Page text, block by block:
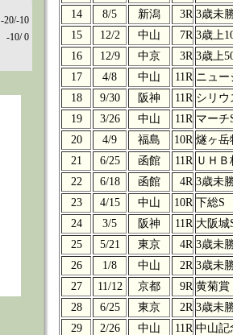
-20/-10
-10/ 0
14
8/5 新潟 3R 3歳未
15
12/2 中山 7R 3歳上
16
12/9 中京 3R 3歳上
17
4/8 中山 11R ニュー
18
9/30 阪神 11R シリウ
19
3/26 中山 11R マーチ
20
4/9 福島 10R 燧ヶ岳
21
6/25 函館 11R ＵＨＢ
22
6/18 函館 4R 3歳未
23
4/15 中山 10R 下総S
24
3/5 阪神 11R 大阪城
25
5/21 東京 4R 3歳未
26
1/8 中山 2R 3歳未
27
11/12 京都 9R 黄菊賞
28
6/25 東京 2R 3歳未
29
2/26 中山 11R 中山記